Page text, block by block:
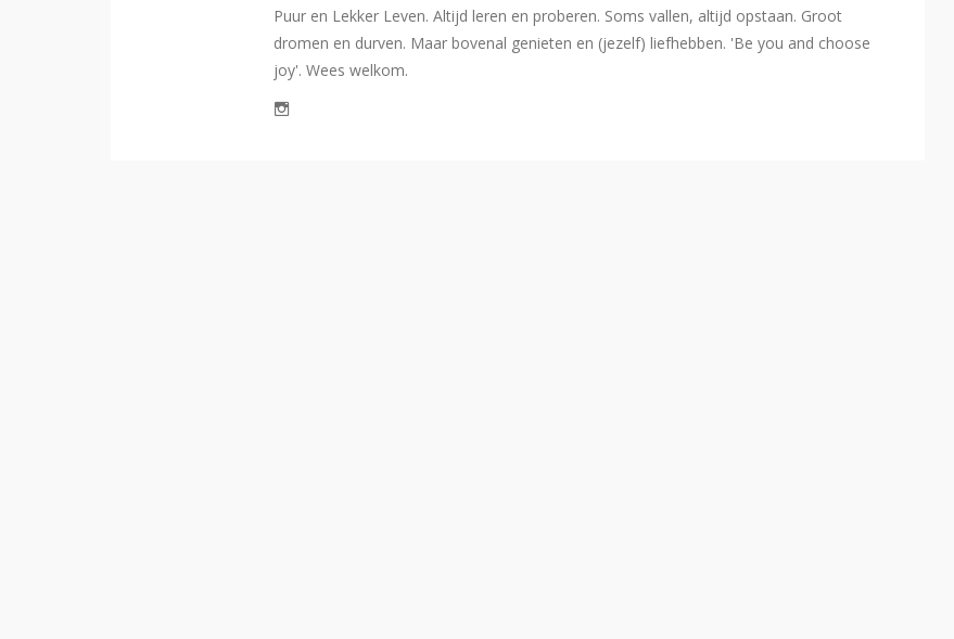
Puur en Lekker Leven. Altijd leren en proberen. Soms vallen, altijd opstaan. Groot
dromen en durven. Maar bovenal genieten en (jezelf) liefhebben. 'Be you and choose
joy'. Wees welkom.